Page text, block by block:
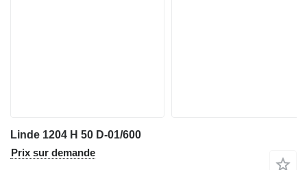
Linde 1204 H 50 D-01/600
Prix sur demande